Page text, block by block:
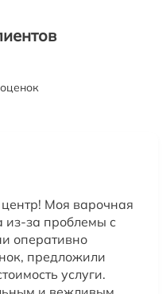
Моя варочная
из-за проблемы с
оперативно
предложили
услуги.